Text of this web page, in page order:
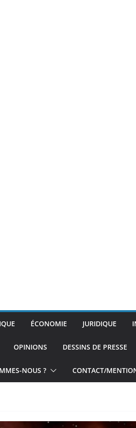
ÉCONOMIE JURIDIQUE
OPINIONS DESSINS DE PRESSE
NOUS ? CONTACT/